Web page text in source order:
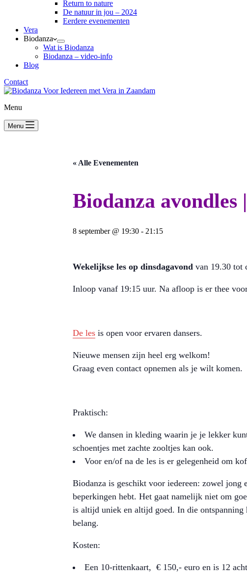
Return to nature
De natuur in jou – 2024
Eerdere evenementen
Vera
Biodanza
Wat is Biodanza
Biodanza – video-info
Blog
Contact
Menu
Menu
« Alle Evenementen
Biodanza avondles
8 september @ 19:30 - 21:15
Wekelijkse les op dinsdagavond van 19.30 tot
Inloop vanaf 19:15 uur. Na afloop is er thee
De les is open voor ervaren dansers.
Nieuwe mensen zijn heel erg welkom!
Graag even contact opnemen als je wilt komen.
Praktisch:
We dansen in kleding waarin je je lekker
schoentjes met zachte zooltjes kan ook.
Voor en/of na de les is er gelegenheid om
Biodanza is geschikt voor iedereen: zowel
beperkingen hebt. Het gaat namelijk niet om
is altijd uniek en altijd goed. In die
belang.
Kosten:
Een 10-rittenkaart, € 150,- euro en is 12